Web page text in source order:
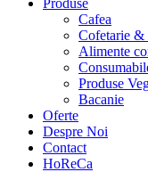
Produse
Cafea
Cofetarie &
Alimente
Produse
Bacanie
Oferte
Despre Noi
Contact
HoReCa